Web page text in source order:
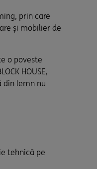
prin care
și mobilier de
o poveste
HOUSE,
din lemn nu
tehnică pe